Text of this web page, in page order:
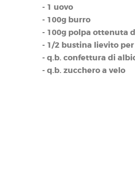
- 1 uovo
- 100g burro
- 100g polpa ottenuta
- 1/2 bustina lievito
- q.b. confettura di
- q.b. zucchero a velo